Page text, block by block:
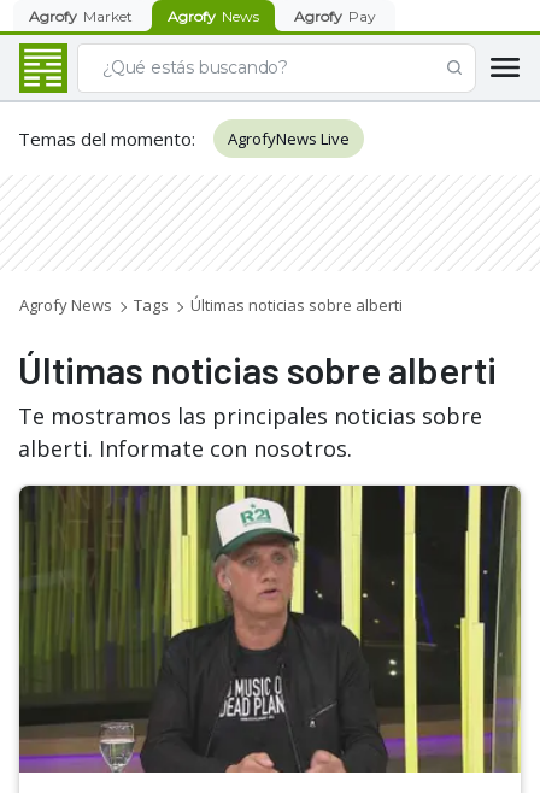
Agrofy Market Agrofy News Agrofy Pay
Temas del momento: AgrofyNews Live
Agrofy News Tags Últimas noticias sobre alberti
Últimas noticias sobre alberti
Te mostramos las principales noticias sobre
alberti. Informate con nosotros.